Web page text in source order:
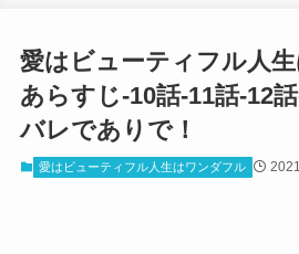
愛はビューティフル人
あらすじ-10話-11話-12
バレでありで！
愛はビューティフル人生はワンダフル